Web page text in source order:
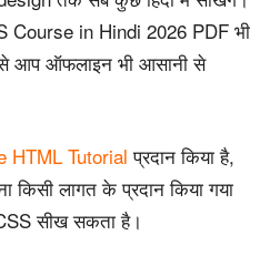
Course in Hindi 2026 PDF भी
आप ऑफलाइन भी आसानी से
HTML Tutorial प्रदान किया है,
किसी लागत के प्रदान किया गया
सीख सकता है।